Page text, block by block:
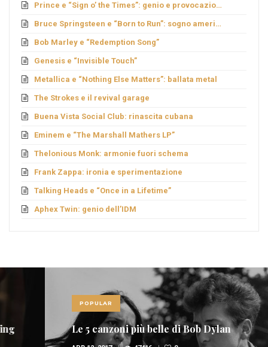
Prince e “Sign o’ the Times”: genio e provocazione
Bruce Springsteen e “Born to Run”: sogno americano
Bob Marley e “Redemption Song”
Genesis e “Invisible Touch”
Metallica e “Nothing Else Matters”: ballata metal
The Strokes e il revival garage
Buena Vista Social Club: rinascita cubana
Eminem e “The Marshall Mathers LP”
Thelonious Monk: armonie fuori schema
Frank Zappa: ironia e sperimentazione
Talking Heads e “Once in a Lifetime”
Aphex Twin: genio dell’IDM
Le 5 canzoni più belle di Bob Dylan